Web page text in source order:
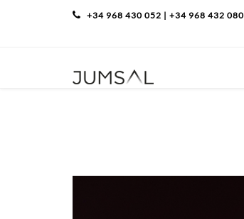
+34 968 430 052 | +34 968 432 080